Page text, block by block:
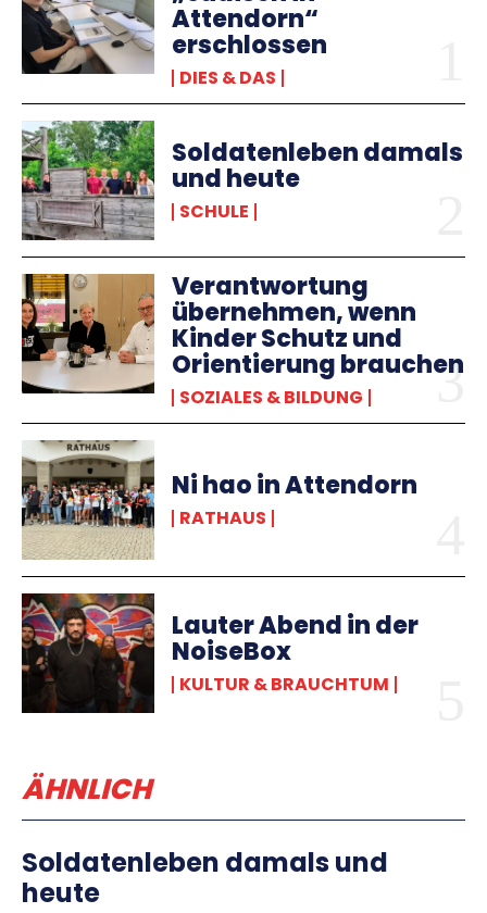
Attendorn“
erschlossen
DIES & DAS
Soldatenleben damals
und heute
SCHULE
Verantwortung
übernehmen, wenn
Kinder Schutz und
Orientierung brauchen
SOZIALES & BILDUNG
Ni hao in Attendorn
RATHAUS
Lauter Abend in der
NoiseBox
KULTUR & BRAUCHTUM
ÄHNLICH
Soldatenleben damals und
heute